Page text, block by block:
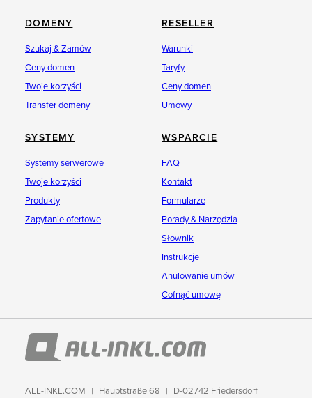
DOMENY
Szukaj & Zamów
Ceny domen
Twoje korzyści
Transfer domeny
RESELLER
Warunki
Taryfy
Ceny domen
Umowy
SYSTEMY
Systemy serwerowe
Twoje korzyści
Produkty
Zapytanie ofertowe
WSPARCIE
FAQ
Kontakt
Formularze
Porady & Narzędzia
Słownik
Instrukcje
Anulowanie umów
Cofnąć umowę
ALL-INKL.COM Hauptstraße 68 D-02742 Friedersdorf